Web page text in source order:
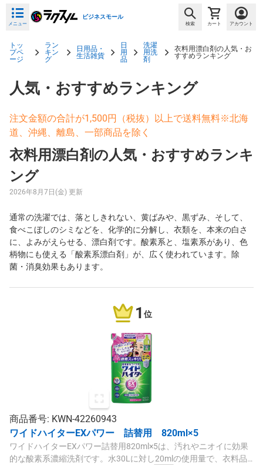
メニュー
ビジネスモール
検索 カート アカウント
トッ
プペ
ージ
ラン
キン
グ
日用品・
生活雑貨
日
用
品
洗濯
用洗
剤
衣料用漂白剤の人気・お
すすめランキング
人気・おすすめランキング
注文金額の合計が1,500円（税抜）以上で送料無料※北海
道、沖縄、離島、一部商品を除く
衣料用漂白剤の人気・おすすめランキ
ング
2026年8月7日(金) 更新
通常の洗濯では、落としきれない、黄ばみや、黒ずみ、そして、
食べこぼしのシミなどを、化学的に分解し、衣類を、本来の白さ
に、よみがえらせる、漂白剤です。酸素系と、塩素系があり、色
柄物にも使える「酸素系漂白剤」が、広く使われています。除
菌・消臭効果もあります。
1 位
商品番号: KWN-42260943
ワイドハイターEXパワー 詰替用 820ml×5
ワイドハイターEXパワー詰替用820ml×5は、汚れやニオイに効果
的な酸素系濃縮洗剤です。水30Lに対し20mlの使用量で、衣料品